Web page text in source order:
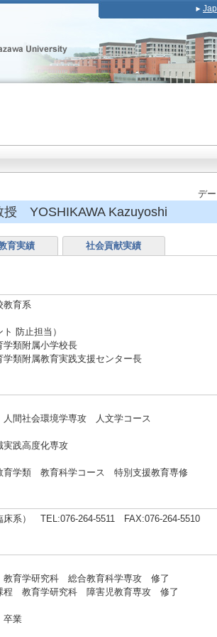
デ
YOSHIKAWA Kazuyoshi
育実績 社会貢献実績
育系
防止担当）
学類附属小学校長
学類附属教育実践支援センター長
間社会環境学専攻 人文学コース
践高度化専攻
育学類 教育科学コース 特別支援教育専修
床系） TEL:076-264-5511 FAX:076-264-5510
育学研究科 総合教育科学専攻 修了
程 教育学研究科 障害児教育専攻 修了
業